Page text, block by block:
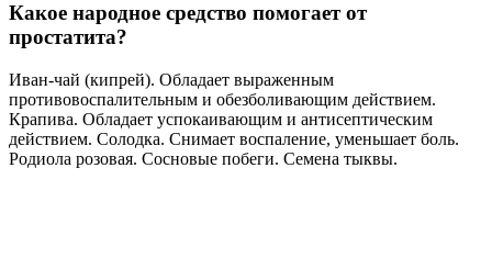
Какое народное средство помогает от
простатита?
Иван-чай (кипрей). Обладает выраженным
противовоспалительным и обезболивающим действием.
Крапива. Обладает успокаивающим и антисептическим
действием. Солодка. Снимает воспаление, уменьшает боль.
Родиола розовая. Сосновые побеги. Семена тыквы.